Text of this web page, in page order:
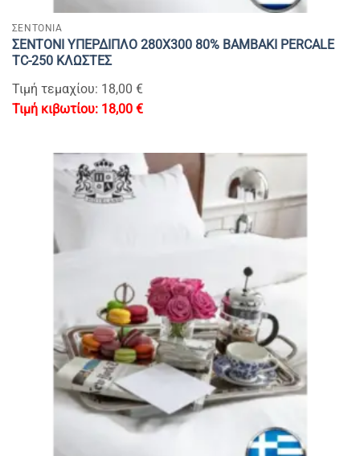
ΣΕΝΤΟΝΙΑ
ΣΕΝΤΟΝΙ ΥΠΕΡΔΙΠΛΟ 280Χ300 80% BAMBAKI PERCALE
TC-250 ΚΛΩΣΤΕΣ
Τιμή τεμαχίου: 18,00 €
18,00 €